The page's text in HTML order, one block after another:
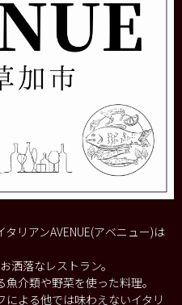
リアンAVENUE(アベニュー)は
洒落なレストラン。
介類や野菜を使った料理。
よる他では味わえないイタリ